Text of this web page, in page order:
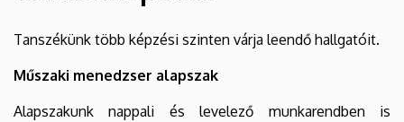
Tanszékünk több képzési szinten várja leendő hallgatóit.
Műszaki menedzser alapszak
Alapszakunk nappali és levelező munkarendben is